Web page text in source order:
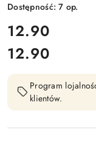
Dostępność:7 op.
cena:
12.90
Cena:
12.90
Program
klientów.